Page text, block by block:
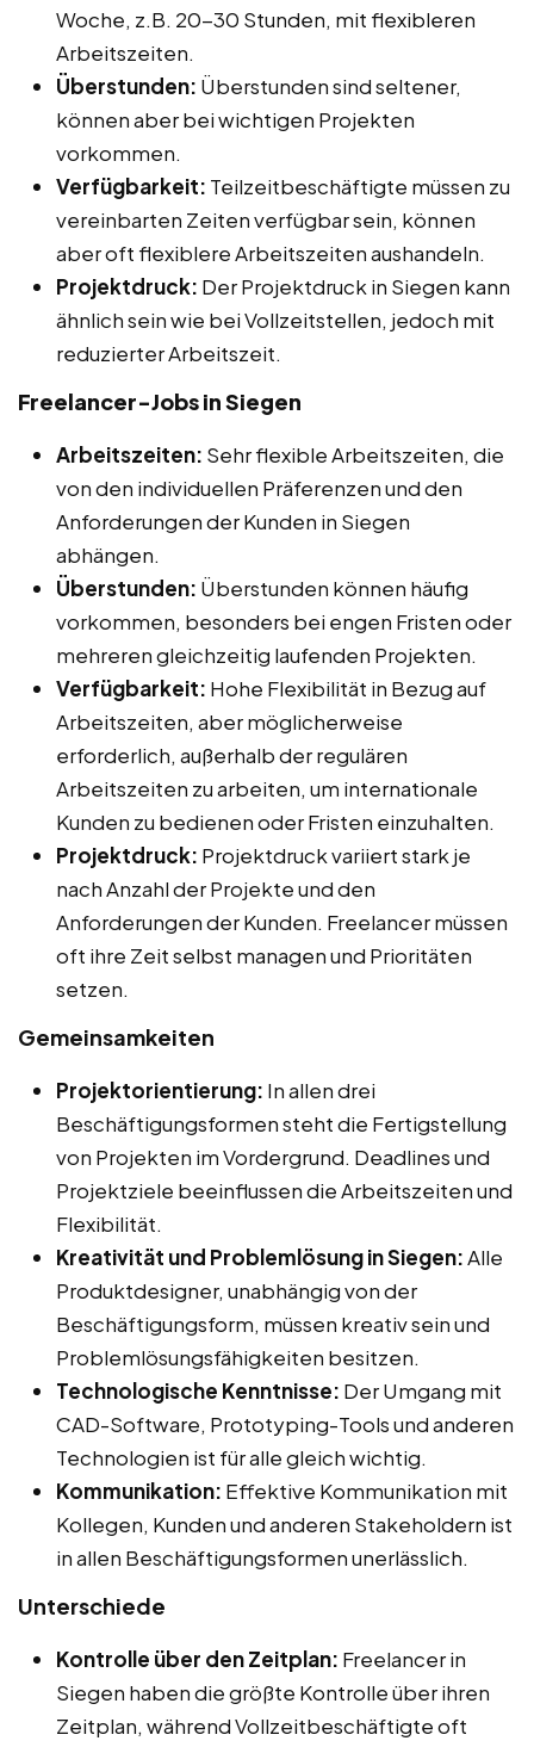
Woche, z.B. 20-30 Stunden, mit flexibleren
Arbeitszeiten.
Überstunden: Überstunden sind seltener,
können aber bei wichtigen Projekten
vorkommen.
Verfügbarkeit: Teilzeitbeschäftigte müssen zu
vereinbarten Zeiten verfügbar sein, können
aber oft flexiblere Arbeitszeiten aushandeln.
Projektdruck: Der Projektdruck in Siegen kann
ähnlich sein wie bei Vollzeitstellen, jedoch mit
reduzierter Arbeitszeit.
Freelancer-Jobs in Siegen
Arbeitszeiten: Sehr flexible Arbeitszeiten, die
von den individuellen Präferenzen und den
Anforderungen der Kunden in Siegen
abhängen.
Überstunden: Überstunden können häufig
vorkommen, besonders bei engen Fristen oder
mehreren gleichzeitig laufenden Projekten.
Verfügbarkeit: Hohe Flexibilität in Bezug auf
Arbeitszeiten, aber möglicherweise
erforderlich, außerhalb der regulären
Arbeitszeiten zu arbeiten, um internationale
Kunden zu bedienen oder Fristen einzuhalten.
Projektdruck: Projektdruck variiert stark je
nach Anzahl der Projekte und den
Anforderungen der Kunden. Freelancer müssen
oft ihre Zeit selbst managen und Prioritäten
setzen.
Gemeinsamkeiten
Projektorientierung: In allen drei
Beschäftigungsformen steht die Fertigstellung
von Projekten im Vordergrund. Deadlines und
Projektziele beeinflussen die Arbeitszeiten und
Flexibilität.
Kreativität und Problemlösung in Siegen:Alle
Produktdesigner, unabhängig von der
Beschäftigungsform, müssen kreativ sein und
Problemlösungsfähigkeiten besitzen.
Technologische Kenntnisse: Der Umgang mit
CAD-Software, Prototyping-Tools und anderen
Technologien ist für alle gleich wichtig.
Kommunikation: Effektive Kommunikation mit
Kollegen, Kunden und anderen Stakeholdern ist
in allen Beschäftigungsformen unerlässlich.
Unterschiede
Kontrolle über den Zeitplan: Freelancer in
Siegen haben die größte Kontrolle über ihren
Zeitplan, während Vollzeitbeschäftigte oft